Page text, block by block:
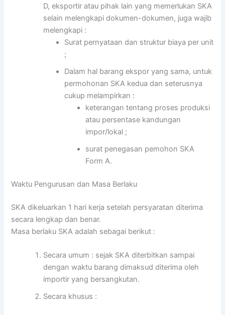
D, eksportir atau pihak lain yang memerlukan SKA
selain melengkapi dokumen-dokumen, juga wajib
melengkapi :
Surat pernyataan dan struktur biaya per unit
;
Dalam hal barang ekspor yang sama, untuk
permohonan SKA kedua dan seterusnya
cukup melampirkan :
keterangan tentang proses produksi
atau persentase kandungan
impor/lokal ;
surat penegasan pemohon SKA
Form A.
Waktu Pengurusan dan Masa Berlaku
SKA dikeluarkan 1 hari kerja setelah persyaratan diterima
secara lengkap dan benar.
Masa berlaku SKA adalah sebagai berikut :
Secara umum : sejak SKA diterbitkan sampai
dengan waktu barang dimaksud diterima oleh
importir yang bersangkutan.
Secara khusus :